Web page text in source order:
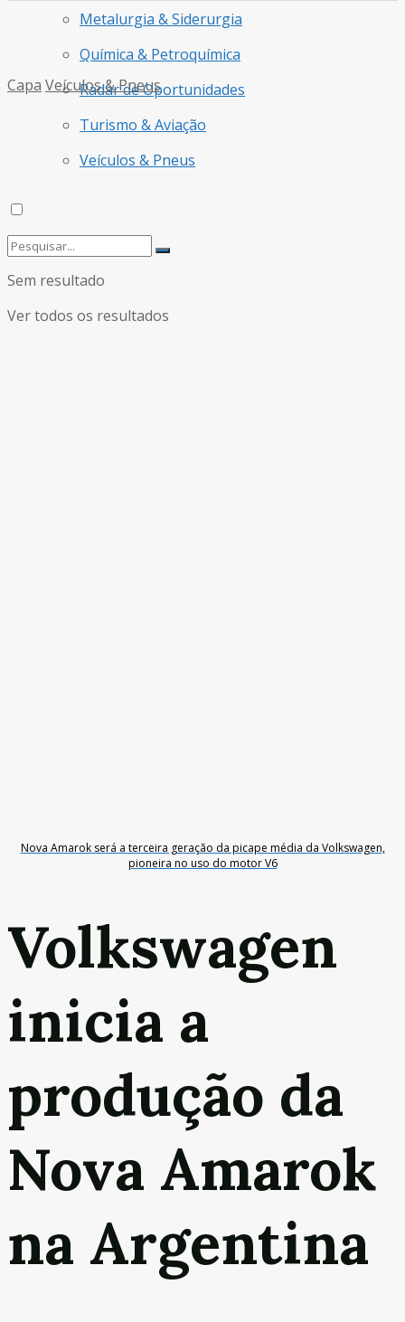
Metalurgia & Siderurgia
Química & Petroquímica
Radar de Oportunidades
Turismo & Aviação
Veículos & Pneus
Sem resultado
Ver todos os resultados
Capa Veículos & Pneus
Nova Amarok será a terceira geração da picape média da Volkswagen,
pioneira no uso do motor V6
Volkswagen
inicia a
produção da
Nova Amarok
na Argentina